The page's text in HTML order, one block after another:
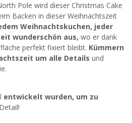
Pole wird dieser Christmas Cake
Backen in dieser Weihnachtszeit
Weihnachtskuchen, jeder
wunderschön aus, wo er dank
perfekt fixiert bleibt. Kümmern
um alle Details und
entwickelt wurden, um zu